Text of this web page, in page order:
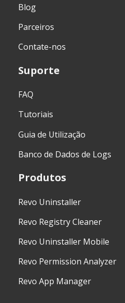
Blog
Parceiros
Contate-nos
Suporte
FAQ
Tutoriais
Guia de Utilização
Banco de Dados de Logs
Produtos
Revo Uninstaller
Revo Registry Cleaner
Revo Uninstaller Mobile
Revo Permission Analyzer
Revo App Manager